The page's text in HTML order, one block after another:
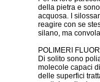
della pietra e
acquosa. I
reagire con se
silano, ma
POLIMERI
Di solito sono
molecole capaci
delle superfici